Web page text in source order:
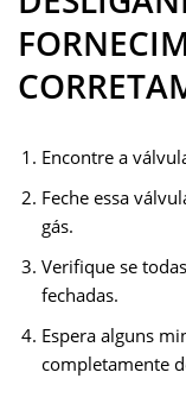
Encontre a
Feche essa
gás.
Verifique se
fechadas.
Espera alguns
completamente